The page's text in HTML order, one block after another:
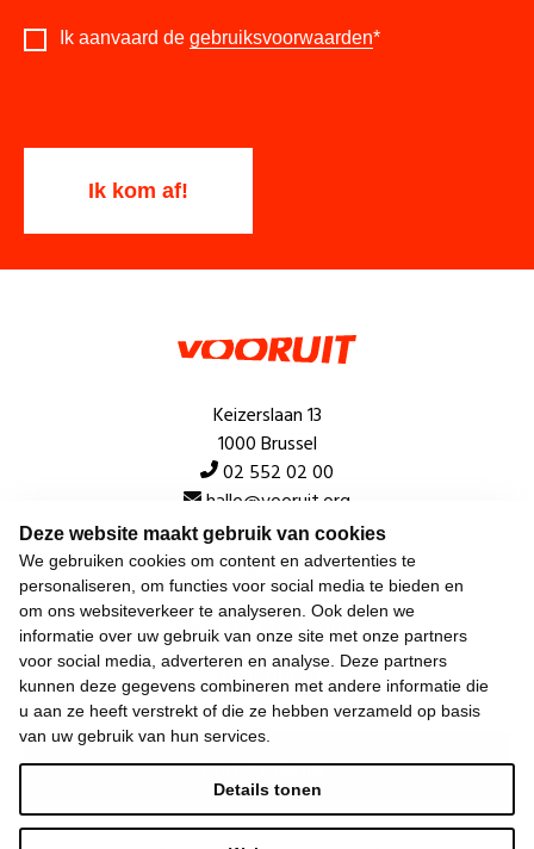
Deze website maakt gebruik van cookies
We gebruiken cookies om content en advertenties te
personaliseren, om functies voor social media te bieden en
om ons websiteverkeer te analyseren. Ook delen we
informatie over uw gebruik van onze site met onze partners
voor social media, adverteren en analyse. Deze partners
kunnen deze gegevens combineren met andere informatie die
u aan ze heeft verstrekt of die ze hebben verzameld op basis
van uw gebruik van hun services.
Details tonen
Ik aanvaard de gebruiksvoorwaarden*
Keizerslaan 13
1000 Brussel
02 552 02 00
hallo@vooruit.org
Snel
Over de beweging
Algemeen
Laatste nieuws